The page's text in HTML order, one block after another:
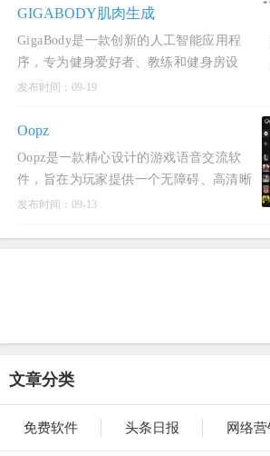
GIGABODY肌肉生成
GigaBody是一款创新的人工智能应用程
序，专为健身爱好者、教练和健身房设
计。
发布时间：09-19
Oopz
Oopz是一款精心设计的游戏语音交流软
件，旨在为玩家提供一个无障碍、高清晰
度的语音沟通平台，以增强游戏体验。
发布时间：09-13
文章分类
免费软件 头条日报 网络营